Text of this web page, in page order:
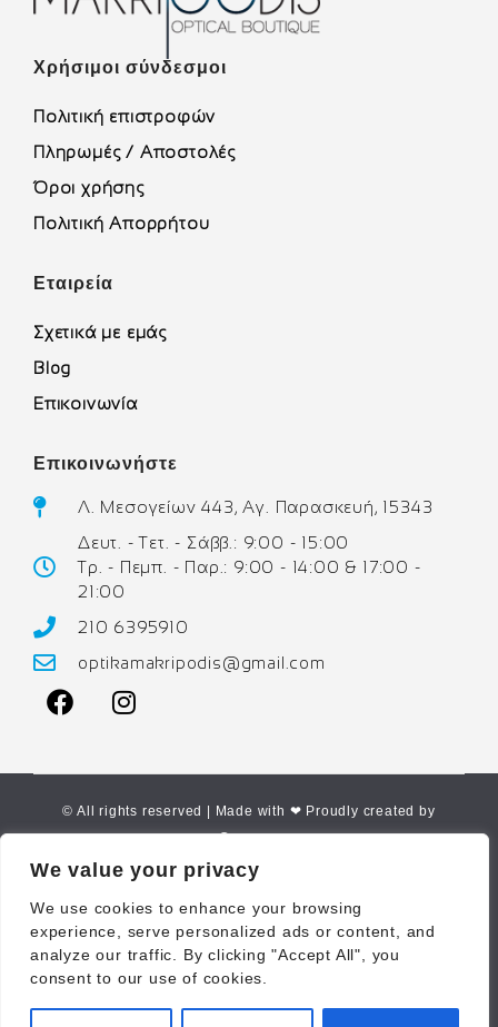
We value your privacy
We use cookies to enhance your browsing
experience, serve personalized ads or content, and
analyze our traffic. By clicking "Accept All", you
consent to our use of cookies.
Χρήσιμοι σύνδεσμοι
Πολιτική επιστροφών
Πληρωμές / Αποστολές
Όροι χρήσης
Πολιτική Απορρήτου
Εταιρεία
Σχετικά με εμάς
Blog
Επικοινωνία
Επικοινωνήστε
Λ. Μεσογείων 443, Αγ. Παρασκευή, 15343
Δευτ. - Τετ. - Σάββ.: 9:00 - 15:00
Τρ. - Πεμπ. - Παρ.: 9:00 - 14:00 & 17:00 -
21:00
210 6395910
optikamakripodis@gmail.com
© All rights reserved | Made with ❤ Proudly created by
Corne.gr